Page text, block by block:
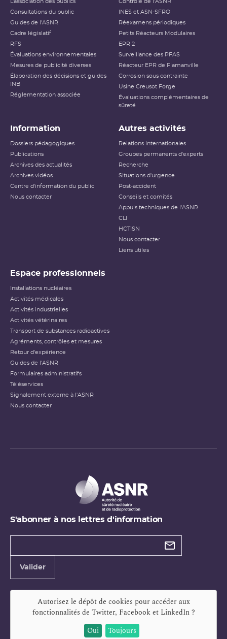
L’association des publics
Consultations du public
Guides de l'ASNR
Cadre législatif
RFS
Évaluations environnementales
Mesures de publicité diverses
Élaboration des décisions et guides
INB
Réglementation associée
Contrôle de l'ASNR
INES et ASN-SFRO
Réexamens périodiques
Petits Réacteurs Modulaires
EPR 2
Surveillance des PFAS
Réacteur EPR de Flamanville
Corrosion sous contrainte
Usine Creusot Forge
Évaluations complémentaires de
sûreté
Information
Dossiers pédagogiques
Publications
Archives des actualités
Archives vidéos
Centre d'information du public
Nous contacter
Autres activités
Relations internationales
Groupes permanents d'experts
Recherche
Situations d'urgence
Post-accident
Conseils et comités
Appuis techniques de l'ASNR
CLI
HCTISN
Nous contacter
Liens utiles
Espace professionnels
Installations nucléaires
Activités médicales
Activités industrielles
Activités vétérinaires
Transport de substances radioactives
Agréments, contrôles et mesures
Retour d'expérience
Guides de l'ASNR
Formulaires administratifs
Téléservices
Signalement externe à l'ASNR
Nous contacter
S'abonner à nos lettres d'information
Types de
Valider
Autorisez le dépôt de cookies pour accéder aux
fonctionnalités de Twitter, Facebook et LinkedIn?
Oui
Toujours